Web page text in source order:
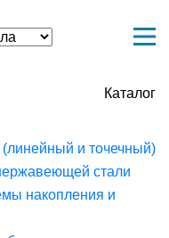
Каталог
и точечный)
стали
накопления и